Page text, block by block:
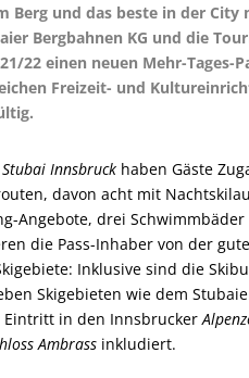
Berg und das beste in der City
Bergbahnen KG und die
22 einen neuen Mehr-Tages-
Freizeit- und
Innsbruck haben Gäste
davon acht mit
Angebote, drei
die Pass-Inhaber von der
Inklusive sind die
Skigebieten wie dem
Eintritt in den Innsbrucker
Ambrass inkludiert.